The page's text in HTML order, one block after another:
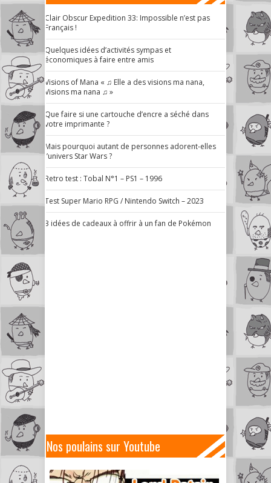
Clair Obscur Expedition 33: Impossible n’est pas
Français !
Quelques idées d’activités sympas et
économiques à faire entre amis
Visions of Mana « ♫ Elle a des visions ma nana,
Visions ma nana ♫ »
Que faire si une cartouche d’encre a séché dans
votre imprimante ?
Mais pourquoi autant de personnes adorent-elles
l’univers Star Wars ?
Retro test : Tobal N°1 – PS1 – 1996
Test Super Mario RPG / Nintendo Switch – 2023
3 idées de cadeaux à offrir à un fan de Pokémon
Nos poulains sur Youtube